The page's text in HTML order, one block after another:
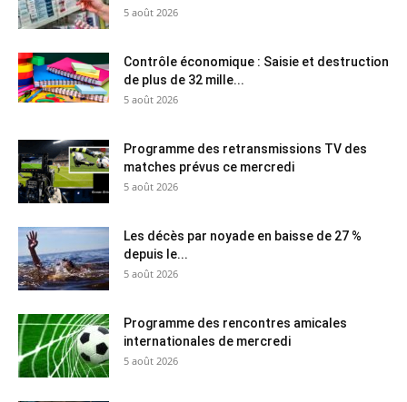
5 août 2026
Contrôle économique : Saisie et destruction
de plus de 32 mille...
5 août 2026
Programme des retransmissions TV des
matches prévus ce mercredi
5 août 2026
Les décès par noyade en baisse de 27 %
depuis le...
5 août 2026
Programme des rencontres amicales
internationales de mercredi
5 août 2026